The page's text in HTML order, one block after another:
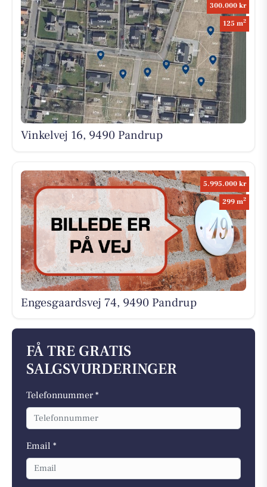
300.000 kr
125 m2
Vinkelvej 16, 9490 Pandrup
5.995.000 kr
299 m2
Engesgaardsvej 74, 9490 Pandrup
FÅ TRE GRATIS
SALGSVURDERINGER
Telefonnummer *
Email *